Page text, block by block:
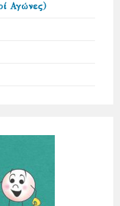
Αγώνες)